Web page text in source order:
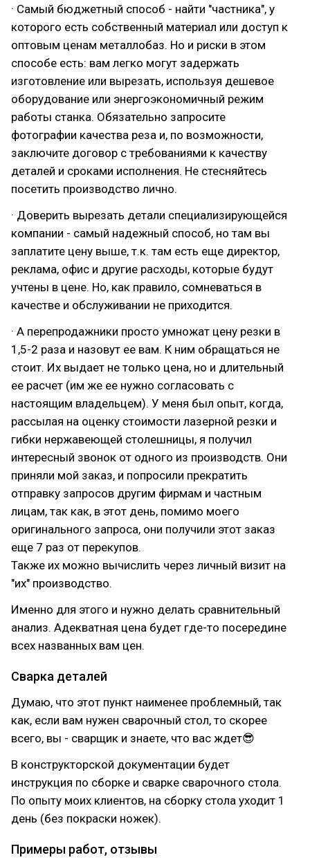
· Самый бюджетный способ - найти "частника", у
которого есть собственный материал или доступ к
оптовым ценам металлобаз. Но и риски в этом
способе есть: вам легко могут задержать
изготовление или вырезать, используя дешевое
оборудование или энергоэкономичный режим
работы станка. Обязательно запросите
фотографии качества реза и, по возможности,
заключите договор с требованиями к качеству
деталей и сроками исполнения. Не стесняйтесь
посетить производство лично.
· Доверить вырезать детали специализирующейся
компании - самый надежный способ, но там вы
заплатите цену выше, т.к. там есть еще директор,
реклама, офис и другие расходы, которые будут
учтены в цене. Но, как правило, сомневаться в
качестве и обслуживании не приходится.
· А перепродажники просто умножат цену резки в
1,5-2 раза и назовут ее вам. К ним обращаться не
стоит. Их выдает не только цена, но и длительный
ее расчет (им же ее нужно согласовать с
настоящим владельцем). У меня был опыт, когда,
рассылая на оценку стоимости лазерной резки и
гибки нержавеющей столешницы, я получил
интересный звонок от одного из производств. Они
приняли мой заказ, и попросили прекратить
отправку запросов другим фирмам и частным
лицам, так как, в этот день, помимо моего
оригинального запроса, они получили этот заказ
еще 7 раз от перекупов.
Также их можно вычислить через личный визит на
"их" производство.
Именно для этого и нужно делать сравнительный
анализ. Адекватная цена будет где-то посередине
всех названных вам цен.
Сварка деталей
Думаю, что этот пункт наименее проблемный, так
как, если вам нужен сварочный стол, то скорее
всего, вы - сварщик и знаете, что вас ждет😎
В конструкторской документации будет
инструкция по сборке и сварке сварочного стола.
По опыту моих клиентов, на сборку стола уходит 1
день (без покраски ножек).
Примеры работ, отзывы